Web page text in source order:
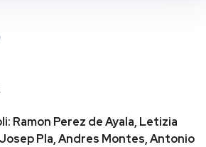
Ramon Perez de Ayala, Letizia
Pla, Andres Montes, Antonio